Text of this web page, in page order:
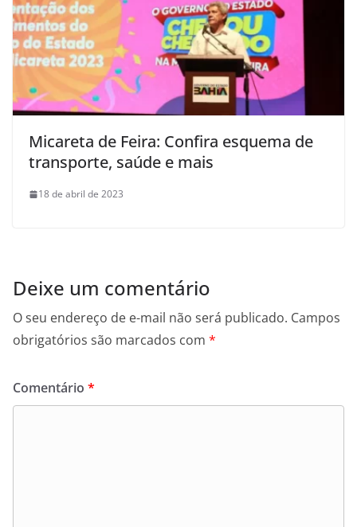
Micareta de Feira: Confira esquema de
transporte, saúde e mais
18 de abril de 2023
Deixe um comentário
O seu endereço de e-mail não será publicado. Campos
obrigatórios são marcados com *
Comentário *